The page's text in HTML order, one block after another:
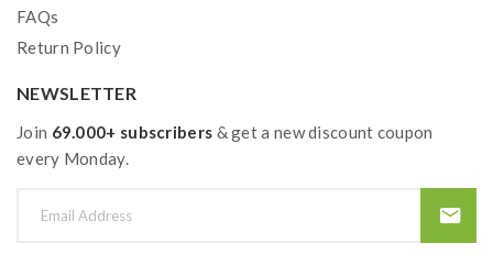
FAQs
Return Policy
NEWSLETTER
Join 69.000+ subscribers & get a new discount coupon
every Monday.